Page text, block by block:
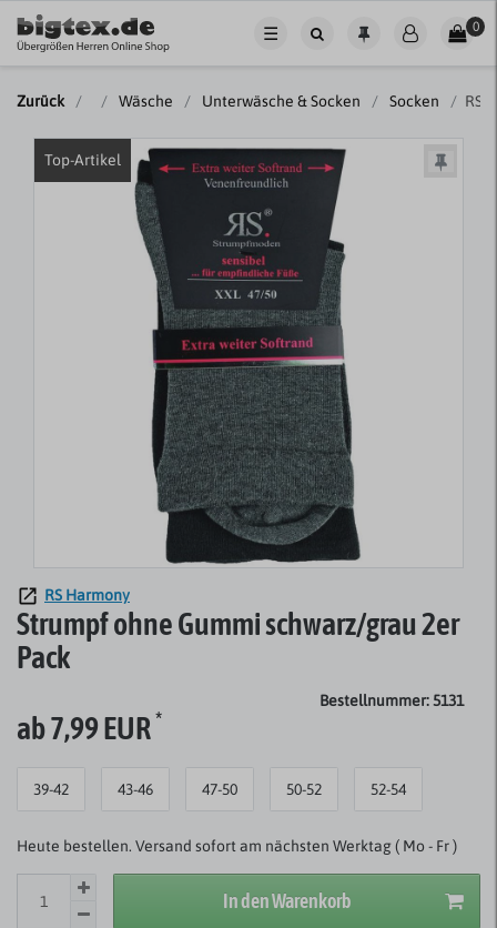
☰ 0
Zurück Wäsche Unterwäsche & Socken Socken RS
Top-Artikel
RS Harmony
Strumpf ohne Gummi schwarz/grau 2er
Pack
Bestellnummer: 5131
ab 7,99 EUR*
39-42 43-46 47-50 50-52 52-54
Heute bestellen. Versand sofort am nächsten Werktag ( Mo - Fr )
In den Warenkorb